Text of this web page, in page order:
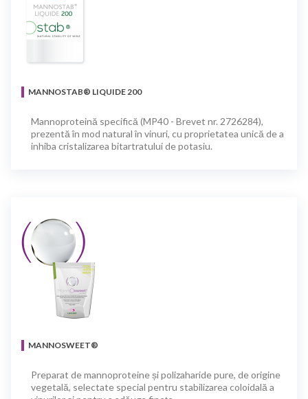
MANNOSTAB® LIQUIDE 200
Mannoproteină specifică (MP40 - Brevet nr. 2726284),
prezentă în mod natural în vinuri, cu proprietatea unică de a
inhiba cristalizarea bitartratului de potasiu.
MANNOSWEET®
Preparat de mannoproteine și polizaharide pure, de origine
vegetală, selectate special pentru stabilizarea coloidală a